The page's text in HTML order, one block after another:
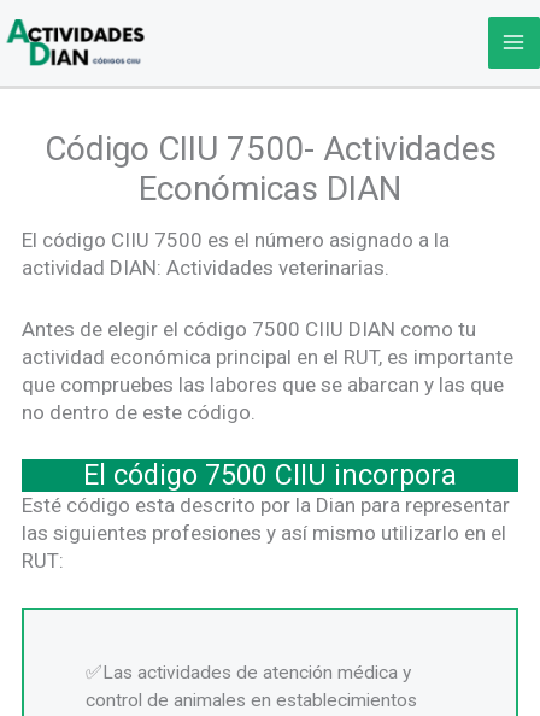
al
contenido
Código CIIU 7500- Actividades
Económicas DIAN
El código CIIU 7500 es el número asignado a la
actividad DIAN: Actividades veterinarias.
Antes de elegir el código 7500 CIIU DIAN como tu
actividad económica principal en el RUT, es importante
que compruebes las labores que se abarcan y las que
no dentro de este código.
El código 7500 CIIU incorpora
Esté código esta descrito por la Dian para representar
las siguientes profesiones y así mismo utilizarlo en el
RUT:
Las actividades de atención médica y
control de animales en establecimientos